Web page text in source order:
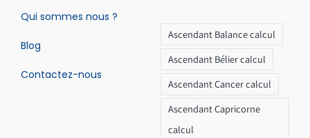
Qui sommes nous ?
Blog
Contactez-nous
Ascendant Balance calcul
Ascendant Bélier calcul
Ascendant Cancer calcul
Ascendant Capricorne
calcul